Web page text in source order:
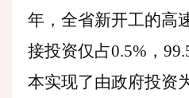
年，全省新开工的高
接投资仅占0.5%，
本实现了由政府投资